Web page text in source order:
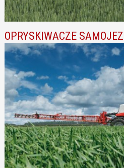
OPRYSKIWACZE